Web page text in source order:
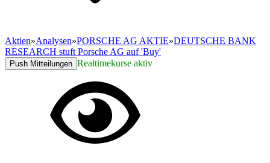
Aktien»Analysen»PORSCHE AG AKTIE»DEUTSCHE BANK
RESEARCH stuft Porsche AG auf 'Buy'
Push Mitteilungen Realtimekurse aktiv